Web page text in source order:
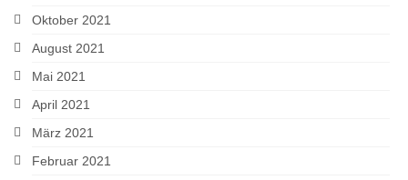
Oktober 2021
August 2021
Mai 2021
April 2021
März 2021
Februar 2021